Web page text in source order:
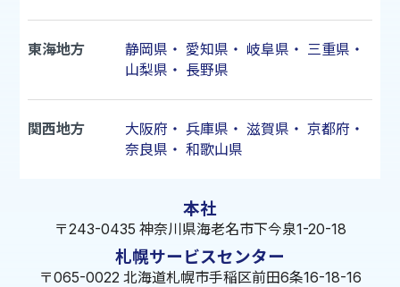
東海地方 静岡県 ・ 愛知県 ・ 岐阜県 ・ 三重県 ・
山梨県 ・ 長野県
関西地方 大阪府 ・ 兵庫県 ・ 滋賀県 ・ 京都府 ・
奈良県 ・ 和歌山県
本社
〒243-0435 神奈川県海老名市下今泉1-20-18
札幌サービスセンター
〒065-0022 北海道札幌市手稲区前田6条16-18-16